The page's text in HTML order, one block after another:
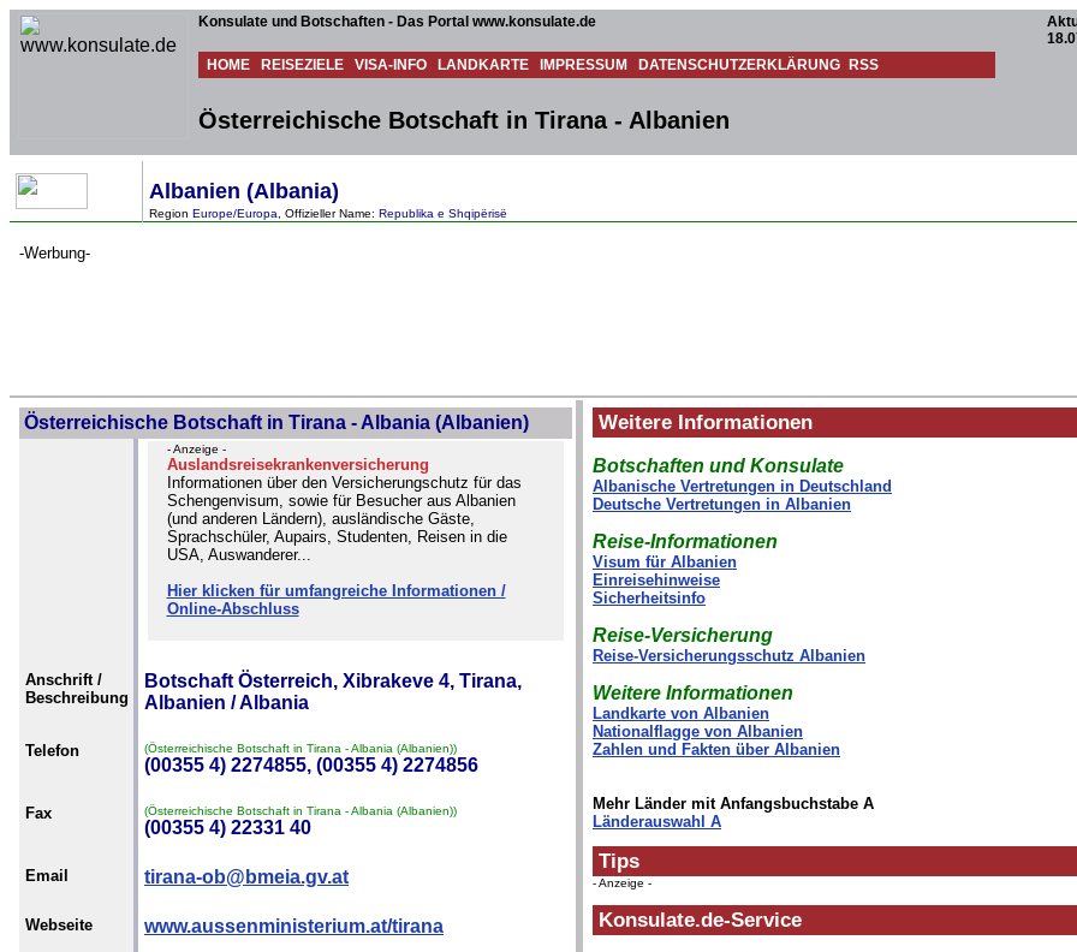
Konsulate und Botschaften - Das Portal www.konsulate.de
HOME REISEZIELE VISA-INFO LANDKARTE IMPRESSUM DATENSCHUTZERKLÄRUNG RSS
Österreichische Botschaft in Tirana - Albanien
Albanien (Albania)
Region Europe/Europa , Offizieller Name: Republika e Shqipërisë
-Werbung-
Österreichische Botschaft in Tirana - Albania (Albanien)
- Anzeige -
Auslandsreisekrankenversicherung
Informationen über den Versicherungschutz für das
Schengenvisum, sowie für Besucher aus Albanien
(und anderen Ländern), ausländische Gäste,
Sprachschüler, Aupairs, Studenten, Reisen in die
USA, Auswanderer...
Hier klicken für umfangreiche Informationen /
Online-Abschluss
Anschrift /
Beschreibung
Botschaft Österreich, Xibrakeve 4, Tirana,
Albanien / Albania
Telefon (Österreichische Botschaft in Tirana - Albania (Albanien))
(00355 4) 2274855, (00355 4) 2274856
Fax (Österreichische Botschaft in Tirana - Albania (Albanien))
(00355 4) 22331 40
Email tirana-ob@bmeia.gv.at
Webseite www.aussenministerium.at/tirana
Weitere Informationen
Botschaften und Konsulate
Albanische Vertretungen in Deutschland
Deutsche Vertretungen in Albanien
Reise-Informationen
Visum für Albanien
Einreisehinweise
Sicherheitsinfo
Reise-Versicherung
Reise-Versicherungsschutz Albanien
Weitere Informationen
Landkarte von Albanien
Nationalflagge von Albanien
Zahlen und Fakten über Albanien
Mehr Länder mit Anfangsbuchstabe A
Länderauswahl A
Tips
- Anzeige -
Konsulate.de-Service